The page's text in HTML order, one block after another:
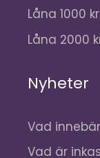
Låna 1000 kr
Låna 2000
Nyheter
Vad
Vad är